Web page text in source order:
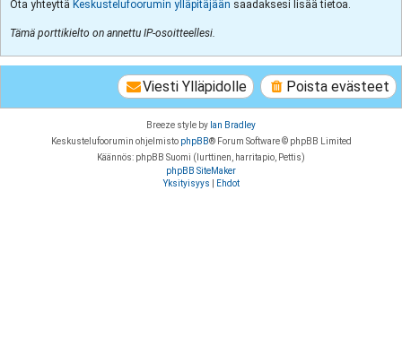
Ota yhteyttä Keskustelufoorumin ylläpitäjään saadaksesi lisää tietoa.
Tämä porttikielto on annettu IP-osoitteellesi.
Poista evästeet
Viesti Ylläpidolle
Breeze style by Ian Bradley
Keskustelufoorumin ohjelmisto phpBB® Forum Software © phpBB Limited
Käännös: phpBB Suomi (lurttinen, harritapio, Pettis)
phpBB SiteMaker
Yksityisyys
Ehdot